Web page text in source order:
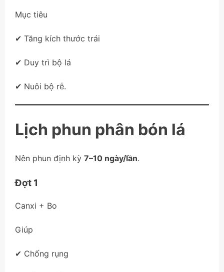
Mục tiêu
✔ Tăng kích thước trái
✔ Duy trì bộ lá
✔ Nuôi bộ rễ.
Lịch phun phân bón lá
Nên phun định kỳ 7–10 ngày/lần.
Đợt 1
Canxi + Bo
Giúp
✔ Chống rụng